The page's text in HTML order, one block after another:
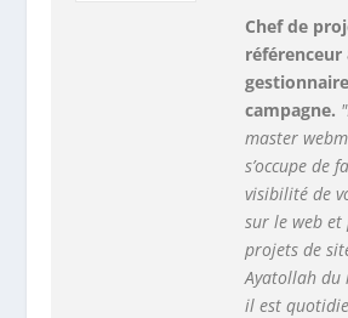
Chef de
référenceur
campagne.
master
s’occupe de
visibilité de
sur le web
projets de
Ayatollah du
il est